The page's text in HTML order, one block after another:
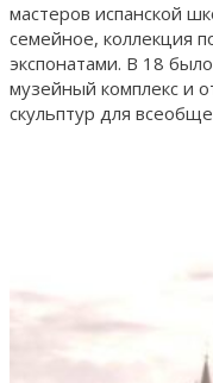
мастеров испанской
семейное, коллекция
экспонатами. В 18
музейный комплекс и
скульптур для